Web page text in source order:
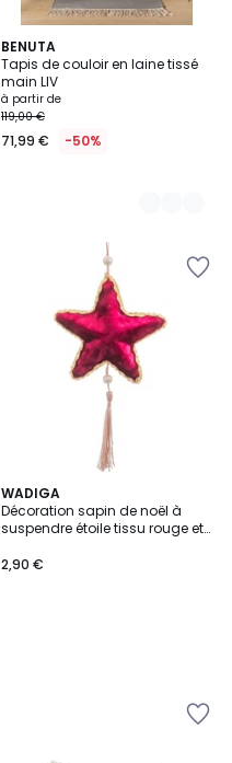
BENUTA
Tapis de couloir en laine tissé
main LIV
à partir de
119,00 €
71,99 € -50%
10
Couleurs
WADIGA
Décoration sapin de noël à
suspendre étoile tissu rouge et
2,90 €